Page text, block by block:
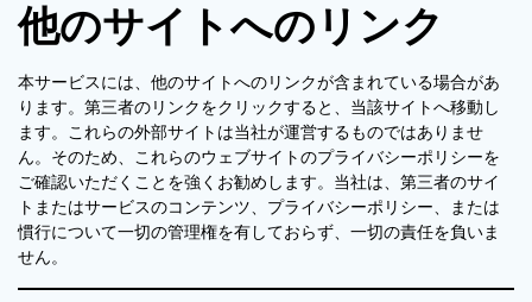
他のサイトへのリンク
本サービスには、他のサイトへのリンクが含まれている場合があ
ります。第三者のリンクをクリックすると、当該サイトへ移動し
ます。これらの外部サイトは当社が運営するものではありませ
ん。そのため、これらのウェブサイトのプライバシーポリシーを
ご確認いただくことを強くお勧めします。当社は、第三者のサイ
トまたはサービスのコンテンツ、プライバシーポリシー、または
慣行について一切の管理権を有しておらず、一切の責任を負いま
せん。